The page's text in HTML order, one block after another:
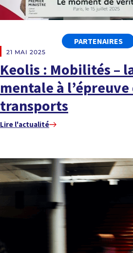
21 MAI 2025
PARTENAIRES
Keolis : Mobilités –
mentale à l’épreuve
transports
Lire l'actualité